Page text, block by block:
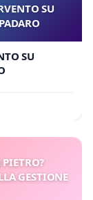
SU
SU
GESTIONE